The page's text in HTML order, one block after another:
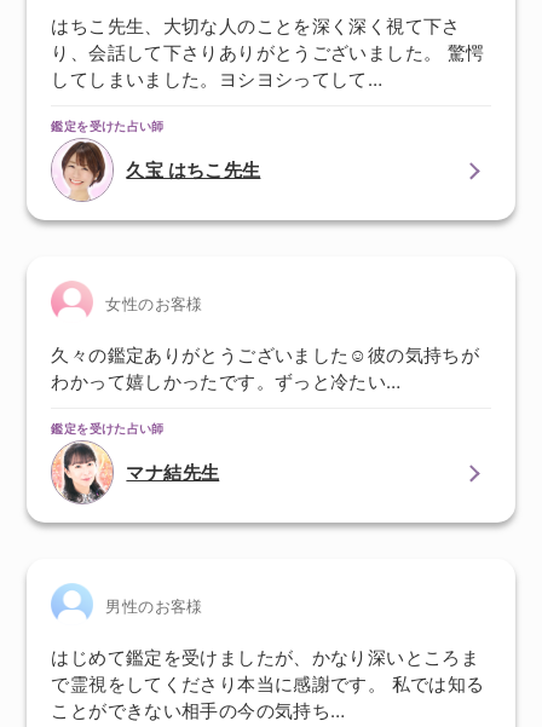
はちこ先生、大切な人のことを深く深く視て下さ
り、会話して下さりありがとうございました。 驚愕
してしまいました。ヨシヨシってして…
鑑定を受けた占い師
久宝 はちこ先生
女性のお客様
久々の鑑定ありがとうございました☺️彼の気持ちが
わかって嬉しかったです。ずっと冷たい…
鑑定を受けた占い師
マナ結先生
男性のお客様
はじめて鑑定を受けましたが、かなり深いところま
で霊視をしてくださり本当に感謝です。 私では知る
ことができない相手の今の気持ち…